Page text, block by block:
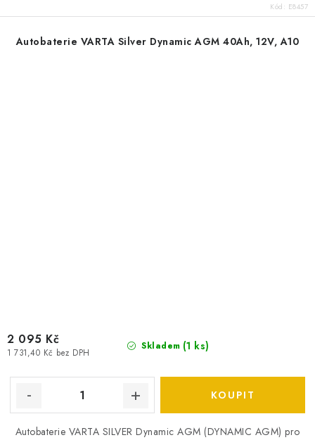
Kód: E8457
Autobaterie VARTA Silver Dynamic AGM 40Ah, 12V, A10
Skladem (1 ks)
1 731,40 Kč bez DPH
2 095 Kč
Autobaterie VARTA SILVER Dynamic AGM (DYNAMIC AGM) pro